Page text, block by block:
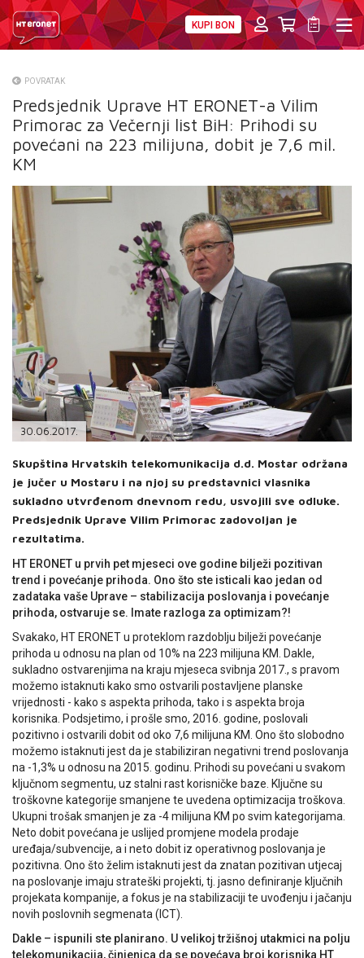
KUPI BON
O NAMA
PRESS
VELEPRODAJA
KONTAKTI
MOJ PROFIL
E-RAČUN
PODRŠKA
TELEFONSKI IMENIK
POVRATAK
Predsjednik Uprave HT ERONET-a Vilim
Primorac za Večernji list BiH: Prihodi su
povećani na 223 milijuna, dobit je 7,6 mil.
KM
30.06.2017.
Skupština Hrvatskih telekomunikacija d.d. Mostar održana
je jučer u Mostaru i na njoj su predstavnici vlasnika
sukladno utvrđenom dnevnom redu, usvojili sve odluke.
Predsjednik Uprave Vilim Primorac zadovoljan je
rezultatima.
HT ERONET u prvih pet mjeseci ove godine bilježi pozitivan
trend i povećanje prihoda. Ono što ste isticali kao jedan od
zadataka vaše Uprave – stabilizacija poslovanja i povećanje
prihoda, ostvaruje se. Imate razloga za optimizam?!
Svakako, HT ERONET u proteklom razdoblju bilježi povećanje
prihoda u odnosu na plan od 10% na 223 milijuna KM. Dakle,
sukladno ostvarenjima na kraju mjeseca svibnja 2017., s pravom
možemo istaknuti kako smo ostvarili postavljene planske
vrijednosti - kako s aspekta prihoda, tako i s aspekta broja
korisnika. Podsjetimo, i prošle smo, 2016. godine, poslovali
pozitivno i ostvarili dobit od oko 7,6 milijuna KM. Ono što slobodno
možemo istaknuti jest da je stabiliziran negativni trend poslovanja
na -1,3% u odnosu na 2015. godinu. Prihodi su povećani u svakom
ključnom segmentu, uz stalni rast korisničke baze. Ključne su
troškovne kategorije smanjene te uvedena optimizacija troškova.
Ukupni trošak smanjen je za -4 milijuna KM po svim kategorijama.
Neto dobit povećana je uslijed promjene modela prodaje
uređaja/subvencije, a i neto dobit iz operativnog poslovanja je
pozitivna. Ono što želim istaknuti jest da znatan pozitivan utjecaj
na poslovanje imaju strateški projekti, tj. jasno definiranje ključnih
projekata kompanije, a fokus je na stabilizaciji te uvođenju i jačanju
novih poslovnih segmenata (ICT).
Dakle – ispunili ste planirano. U velikoj tržišnoj utakmici na polju
telekomunikacija, činjenica da se povećava broj korisnika HT